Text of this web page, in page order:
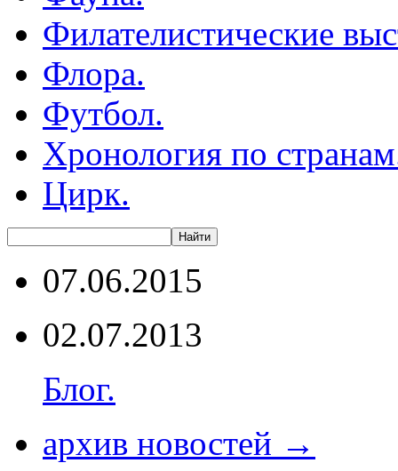
Филателистические
Флора.
Футбол.
Хронология по
Цирк.
07.06.2015
02.07.2013
Блог.
архив новостей →